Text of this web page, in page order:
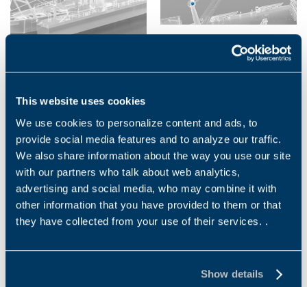
This website uses cookies
We use cookies to personalize content and ads, to
provide social media features and to analyze our traffic.
We also share information about the way you use our site
with our partners who talk about web analytics,
advertising and social media, who may combine it with
other information that you have provided to them or that
they have collected from your use of their services. .
Show details
As linhas de acionamentos de
O&K atendem habilmente aos
requisitos de levantamento...
ACIONAMENTOS DE
para guinchos da Bonfiglioli e
da O&K atende...
12 3 456
Downloads